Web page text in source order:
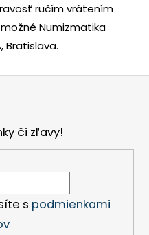
ručím vrátením
Numizmatika
Bratislava.
či zľavy!
s podmienkami